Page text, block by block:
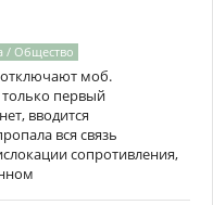
/ Общество
отключают моб.
только первый
вводится
вся связь
сопротивления,